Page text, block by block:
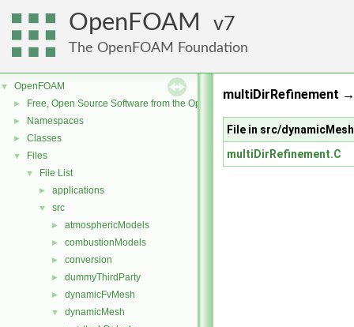
OpenFOAM 7
The OpenFOAM Foundation
▼ OpenFOAM
► Free, Open Source Software from the OpenFOAM Foundation
► Namespaces
► Classes
▼ Files
▼ File List
► applications
▼ src
► atmosphericModels
► combustionModels
► conversion
► dummyThirdParty
► dynamicFvMesh
▼ dynamicMesh
multiDirRefinement
File in src/
multiDirRefinement.C